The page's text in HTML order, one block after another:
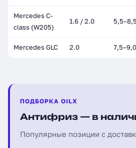
Mercedes C-
class (W205)
1.6 / 2.0 5,5–8,5
Mercedes GLC 2.0 7,5–9,0
ПОДБОРКА OILX
Антифриз — в
Популярные позиции с